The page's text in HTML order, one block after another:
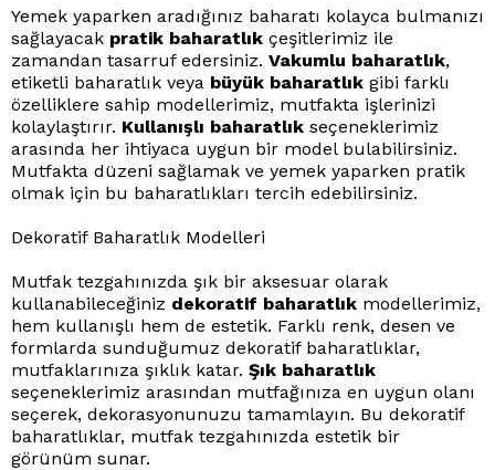
Yemek yaparken aradığınız baharatı kolayca bulmanızı
sağlayacak pratik baharatlık çeşitlerimiz ile
zamandan tasarruf edersiniz. Vakumlu baharatlık,
etiketli baharatlık veya büyük baharatlık gibi farklı
özelliklere sahip modellerimiz, mutfakta işlerinizi
kolaylaştırır. Kullanışlı baharatlık seçeneklerimiz
arasında her ihtiyaca uygun bir model bulabilirsiniz.
Mutfakta düzeni sağlamak ve yemek yaparken pratik
olmak için bu baharatlıkları tercih edebilirsiniz.
Dekoratif Baharatlık Modelleri
Mutfak tezgahınızda şık bir aksesuar olarak
kullanabileceğiniz dekoratif baharatlık modellerimiz,
hem kullanışlı hem de estetik. Farklı renk, desen ve
formlarda sunduğumuz dekoratif baharatlıklar,
mutfaklarınıza şıklık katar. Şık baharatlık
seçeneklerimiz arasından mutfağınıza en uygun olanı
seçerek, dekorasyonunuzu tamamlayın. Bu dekoratif
baharatlıklar, mutfak tezgahınızda estetik bir
görünüm sunar.